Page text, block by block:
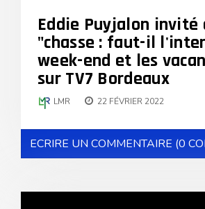
Eddie Puyjalon invité
"chasse : faut-il
week-end et les
sur TV7 Bordeaux
LMR 22 FÉVRIER 2022
ECRIRE UN COMMENTAIRE (0